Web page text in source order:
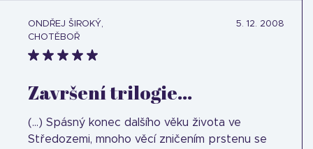
ONDŘEJ ŠIROKÝ,
CHOTĚBOŘ
5. 12. 2008
Završení trilogie...
(...) Spásný konec dalšího věku života ve
Středozemi, mnoho věcí zničením prstenu se